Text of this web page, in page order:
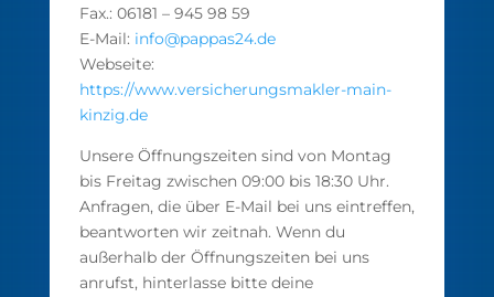
Fax.: 06181 – 945 98 59
E-Mail: info@pappas24.de
Webseite:
https://www.versicherungsmakler-main-
kinzig.de
Unsere Öffnungszeiten sind von Montag
bis Freitag zwischen 09:00 bis 18:30 Uhr.
Anfragen, die über E-Mail bei uns eintreffen,
beantworten wir zeitnah. Wenn du
außerhalb der Öffnungszeiten bei uns
anrufst, hinterlasse bitte deine